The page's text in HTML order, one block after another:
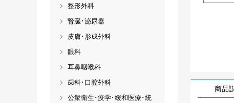
商品
整形外科
腎臓･泌尿器
皮膚･形成外科
眼科
耳鼻咽喉科
歯科･口腔外科
公衆衛生･疫学･緩和医療･統